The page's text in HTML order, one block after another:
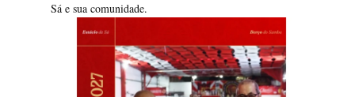
Sá e sua comunidade.